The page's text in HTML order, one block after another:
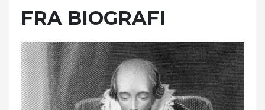
FRA BIOGRAFI